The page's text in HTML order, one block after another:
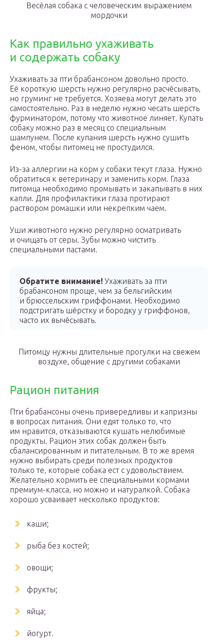
Весёлая собака с человеческим выражением
мордочки
Как правильно ухаживать
и содержать собаку
Ухаживать за пти брабансоном довольно просто.
Её короткую шерсть нужно регулярно расчёсывать,
но груминг не требуется. Хозяева могут делать это
самостоятельно. Раз в неделю нужно чесать шерсть
фурминатором, потому что животное линяет. Купать
собаку можно раз в месяц со специальным
шампунем. После купания шерсть нужно сушить
феном, чтобы питомец не простудился.
Из-за аллергии на корм у собаки текут глаза. Нужно
обратиться к ветеринару и заменить корм. Глаза
питомца необходимо промывать и закапывать в них
капли. Для профилактики глаза протирают
раствором ромашки или некрепким чаем.
Уши животного нужно регулярно осматривать
и очищать от серы. Зубы можно чистить
специальными пастами.
Обратите внимание! Ухаживать за пти
брабансоном проще, чем за бельгийским
и брюссельским гриффонами. Необходимо
подстригать шёрстку и бородку у гриффонов,
часто их вычёсывать.
Питомцу нужны длительные прогулки на свежем
воздухе, общение с другими собаками
Рацион питания
Пти брабансоны очень привередливы и капризны
в вопросах питания. Они едят только то, что
им нравится, отказываются кушать нелюбимые
продукты. Рацион этих собак должен быть
сбалансированным и питательным. В то же время
нужно выбирать среди полезных продуктов
только те, которые собака ест с удовольствием.
Желательно кормить ее специальными кормами
премиум-класса, но можно и натуралкой. Собака
хорошо усваивает несколько продуктов:
каши;
рыба без костей;
овощи;
фрукты;
яйца;
йогурт.